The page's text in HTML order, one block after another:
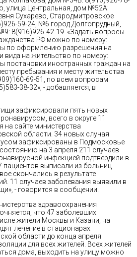
улица Центральная, дом №52А:
Сухарево, Стародмитровское
59-24, №6 город Долгопрудный,
8(916)926-42-19. «Задать вопросы
РФ можно по номеру:
по оформлению разрешения на
вида на жительство по номеру:
постановки иностранных граждан на
пребывания и месту жительства
69-51, по всем вопросам
38-32», - добавляется, в
зафиксировали пять новых
всего в округе 11
сайте министерства
области. 34 новых случая
зафиксированы в Подмосковье
на 3 апреля 211 случаев
инфекцией подтвердили в
выписали из больниц
скончались в результате
11 случаев заболевания выявили в
- говорится в сообщении.
здравоохранения
что 47 заболевших
жители Москвы и Казани, на
лечение в стационарах
области до конца апреля
для всех жителей. Всех жителей
дома, выходить на улицу можно